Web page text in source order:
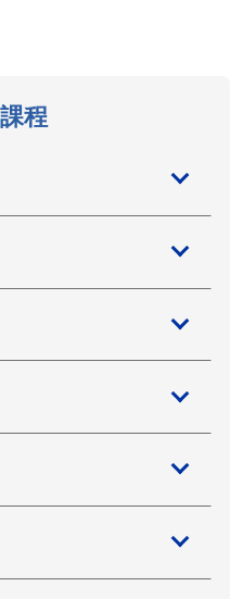
程